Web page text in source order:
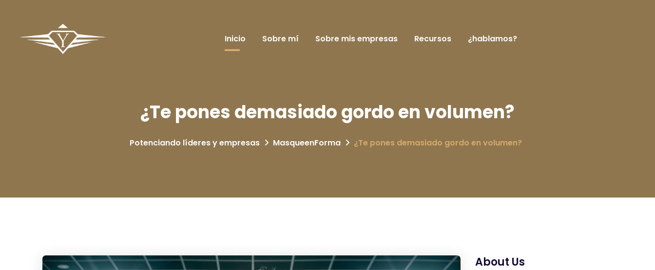
Inicio Sobre mí Sobre mis empresas Recursos ¿hablamos?
¿Te pones demasiado gordo en volumen?
Potenciando líderes y empresas MasqueenForma ¿Te pones demasiado gordo en volumen?
About Us